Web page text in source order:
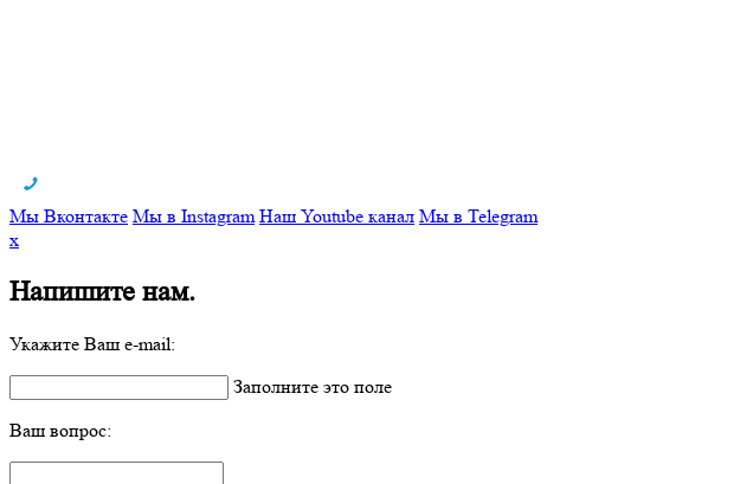
Мы Вконтакте Мы в Instagram Наш Youtube канал Мы в Telegram
x
Напишите нам.
Укажите Ваш e-mail:
Заполните это поле
Ваш вопрос: